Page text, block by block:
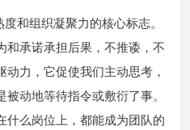
和组织凝聚力的核心标志。
和承诺承担后果，不推诿，不
力，它促使我们主动思考，
动地等待指令或敷衍了事。
什么岗位上，都能成为团队的